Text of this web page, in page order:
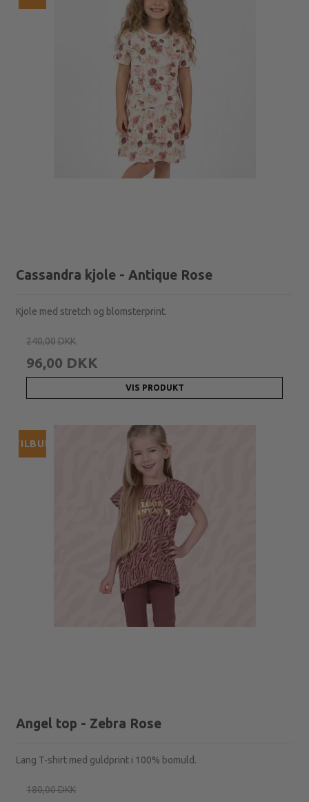
Cassandra kjole - Antique Rose
Kjole med stretch og blomsterprint.
240,00 DKK
96,00 DKK
VIS PRODUKT
TILBUD
Angel top - Zebra Rose
Lang T-shirt med guldprint i 100% bomuld.
180,00 DKK